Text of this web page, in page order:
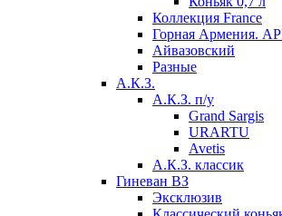
Коллекция France
Горная Армения.
Айвазовский
Разные
А.К.З.
А.К.З. п/у
Grand Sargis
URARTU
Avetis
А.К.З. классик
Гиневан ВЗ
Эксклюзив